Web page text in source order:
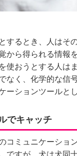
するとき、人はそ
から得られる情報
使おうとする人は
なく、化学的な信
ーションツールと
でキャッチ
コミュニケーショ
ですが、犬は犬同